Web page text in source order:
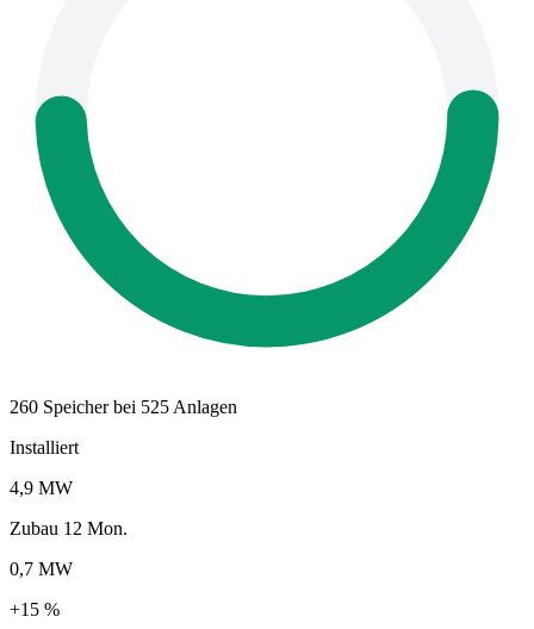
260 Speicher bei 525 Anlagen
Installiert
4,9 MW
Zubau 12 Mon.
0,7 MW
+15 %